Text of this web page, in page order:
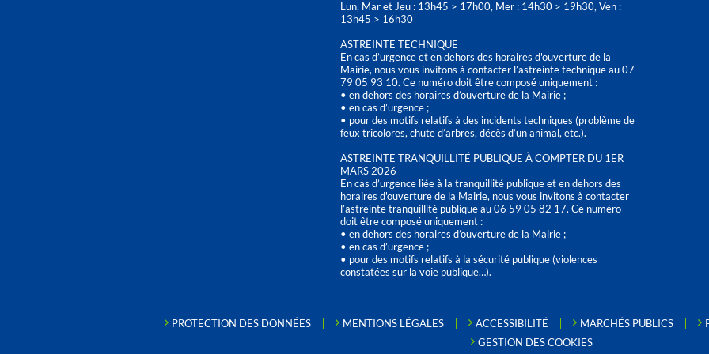
Lun, Mar et Jeu : 13h45 > 17h00, Mer : 14h30 > 19h30, Ven :
13h45 > 16h30
ASTREINTE TECHNIQUE
En cas d’urgence et en dehors des horaires d'ouverture de la
Mairie, nous vous invitons à contacter l’astreinte technique au 07
79 05 93 10. Ce numéro doit être composé uniquement :
• en dehors des horaires d’ouverture de la Mairie ;
• en cas d’urgence ;
• pour des motifs relatifs à des incidents techniques (problème de
feux tricolores, chute d’arbres, décès d’un animal, etc.).
ASTREINTE TRANQUILLITÉ PUBLIQUE À COMPTER DU 1ER
MARS 2026
En cas d’urgence liée à la tranquillité publique et en dehors des
horaires d'ouverture de la Mairie, nous vous invitons à contacter
l’astreinte tranquillité publique au 06 59 05 82 17. Ce numéro
doit être composé uniquement :
• en dehors des horaires d’ouverture de la Mairie ;
• en cas d’urgence ;
• pour des motifs relatifs à la sécurité publique (violences
constatées sur la voie publique…).
PROTECTION DES DONNÉES MENTIONS LÉGALES ACCESSIBILITÉ MARCHÉS PUBLICS
GESTION DES COOKIES